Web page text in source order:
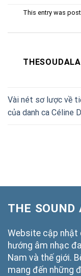
This entry was
Vài nét sơ lược về
của danh ca Céline
THE SOUND
Website cập
hướng âm nhạc
Nam và thế giới.
mang đến những